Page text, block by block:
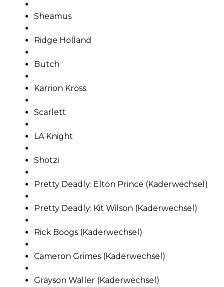
Sheamus
Ridge Holland
Butch
Karrion Kross
Scarlett
LA Knight
Shotzi
Pretty Deadly: Elton Prince (Kaderwechsel)
Pretty Deadly: Kit Wilson (Kaderwechsel)
Rick Boogs (Kaderwechsel)
Cameron Grimes (Kaderwechsel)
Grayson Waller (Kaderwechsel)